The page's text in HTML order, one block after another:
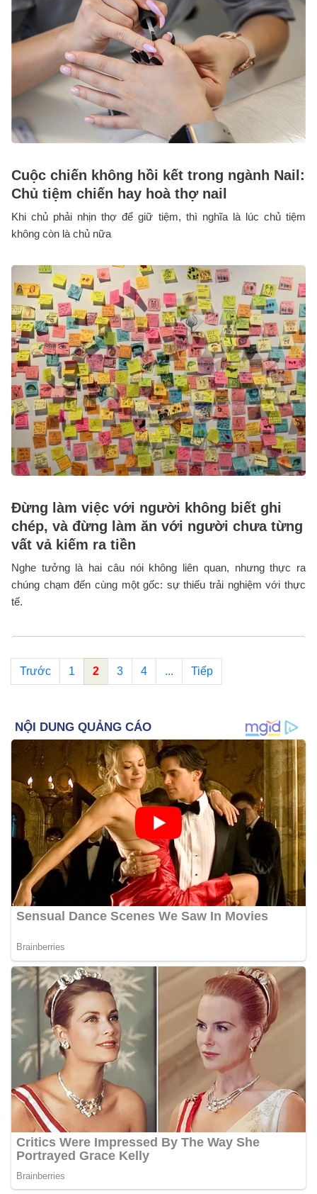
Cuộc chiến không hồi kết trong ngành Nail:
Chủ tiệm chiến hay hoà thợ nail
Khi chủ phải nhịn thợ để giữ tiệm, thì nghĩa là lúc chủ tiệm
không còn là chủ nữa
Đừng làm việc với người không biết ghi
chép, và đừng làm ăn với người chưa từng
vất vả kiếm ra tiền
Nghe tưởng là hai câu nói không liên quan, nhưng thực ra
chúng chạm đến cùng một gốc: sự thiếu trải nghiệm với thực
tế.
Trước 1 2 3 4 ... Tiếp